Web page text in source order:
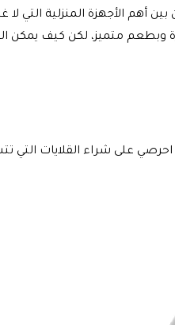
بين أهم الأجهزة المنزلية التي
متميز، لكن كيف يمكن
والتي تختلف فيما بينها على حسب قدرتها وتبدأ من 800 وات وتصل إلى أكثر من